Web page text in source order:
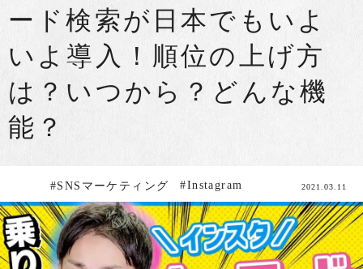
ード検索が日本でもいよ
いよ導入！順位の上げ方
は？いつから？どんな機
能？
#SNSマーケティング #Instagram 2021.03.11